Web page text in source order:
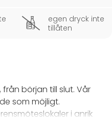
egen dryck inte
tillåten
början till slut. Vår
som möjligt.
i anrik